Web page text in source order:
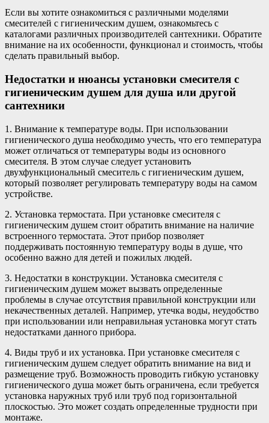
Если вы хотите ознакомиться с различными моделями
смесителей с гигиеническим душем, ознакомьтесь с
каталогами различных производителей сантехники. Обратите
внимание на их особенности, функционал и стоимость, чтобы
сделать правильный выбор.
Недостатки и нюансы установки смесителя с
гигиеническим душем для душа или другой
сантехники
1. Внимание к температуре воды. При использовании
гигиенического душа необходимо учесть, что его температура
может отличаться от температуры воды из основного
смесителя. В этом случае следует установить
двухфункциональный смеситель с гигиеническим душем,
который позволяет регулировать температуру воды на самом
устройстве.
2. Установка термостата. При установке смесителя с
гигиеническим душем стоит обратить внимание на наличие
встроенного термостата. Этот прибор позволяет
поддерживать постоянную температуру воды в душе, что
особенно важно для детей и пожилых людей.
3. Недостатки в конструкции. Установка смесителя с
гигиеническим душем может вызвать определенные
проблемы в случае отсутствия правильной конструкции или
некачественных деталей. Например, утечка воды, неудобство
при использовании или неправильная установка могут стать
недостатками данного прибора.
4. Виды труб и их установка. При установке смесителя с
гигиеническим душем следует обратить внимание на вид и
размещение труб. Возможность проводить гибкую установку
гигиенического душа может быть ограничена, если требуется
установка наружных труб или труб под горизонтальной
плоскостью. Это может создать определенные трудности при
монтаже.